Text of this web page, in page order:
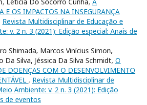
E OS IMPACTOS NA INSEGURANÇA
Revista Multidisciplinar de Educação e
v. 2 n. 3 (2021): Edição especial: Anais de
Shimada, Marcos Vinícius Simon,
Da Silva, Jéssica Da Silva Schmidt, O
DOENÇAS COM O DESENVOLVIMENTO
, Revista Multidisciplinar de
Ambiente: v. 2 n. 3 (2021): Edição
de eventos